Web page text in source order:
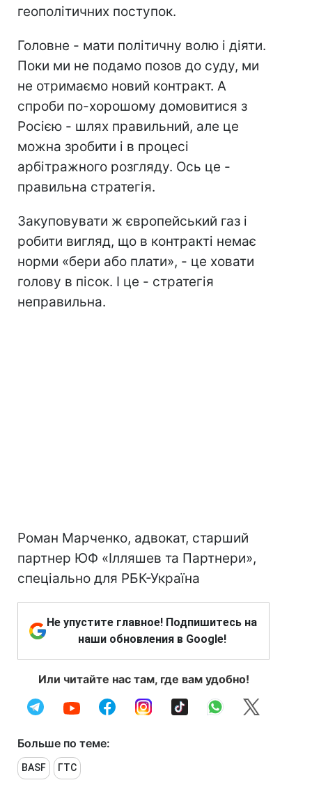
геополітичних поступок.
Головне - мати політичну волю і діяти.
Поки ми не подамо позов до суду, ми
не отримаємо новий контракт. А
спроби по-хорошому домовитися з
Росією - шлях правильний, але це
можна зробити і в процесі
арбітражного розгляду. Ось це -
правильна стратегія.
Закуповувати ж європейський газ і
робити вигляд, що в контракті немає
норми «бери або плати», - це ховати
голову в пісок. І це - стратегія
неправильна.
Роман Марченко, адвокат, старший
партнер ЮФ «Ілляшев та Партнери»,
спеціально для РБК-Україна
Не упустите главное! Подпишитесь на
наши обновления в Google!
Или читайте нас там, где вам удобно!
Больше по теме:
BASF ГТС